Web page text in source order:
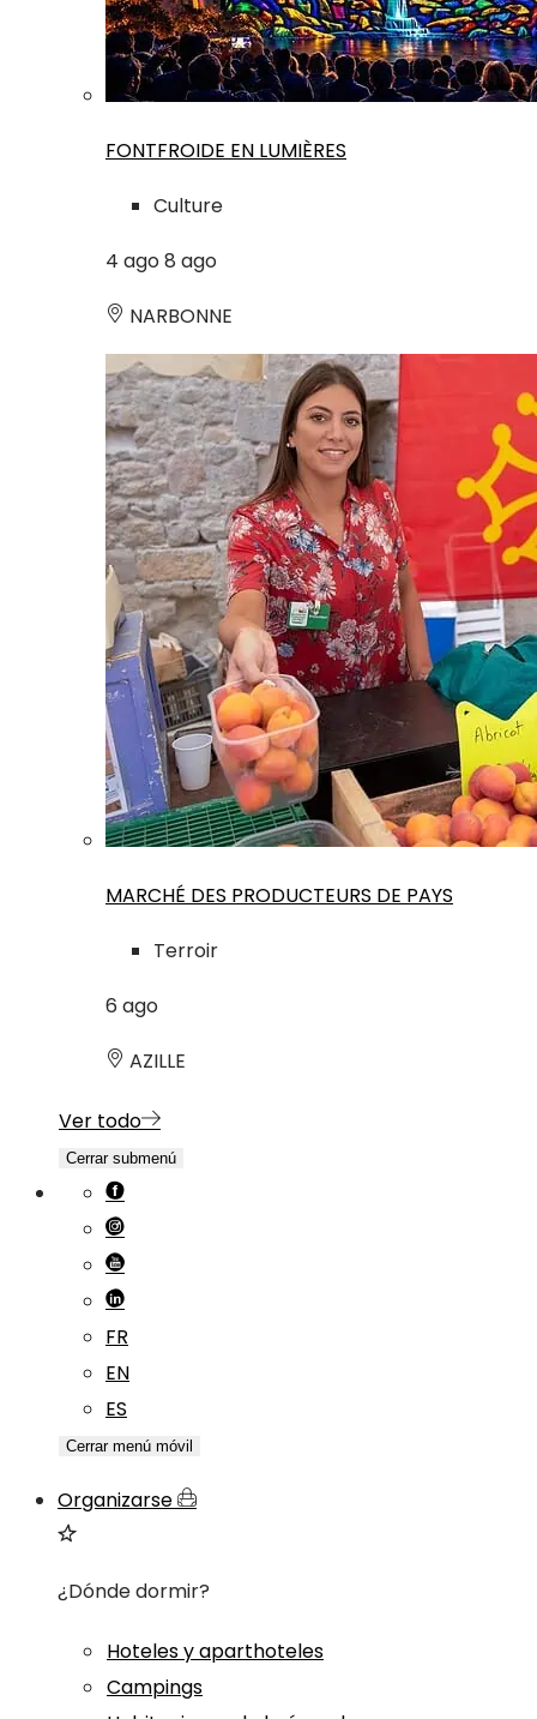
FONTFROIDE EN LUMIÈRES
Culture
4 ago8 ago
NARBONNE
MARCHÉ DES PRODUCTEURS DE PAYS
Terroir
6 ago
AZILLE
Ver todo
Cerrar submenú
FR
EN
ES
Cerrar menú móvil
Organizarse
¿Dónde dormir?
Hoteles y aparthoteles
Campings